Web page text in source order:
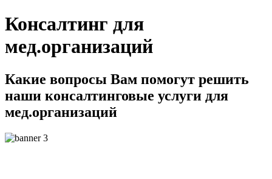
Консалтинг для
мед.организаций
Какие вопросы Вам помогут решить
наши консалтинговые услуги для
мед.организаций